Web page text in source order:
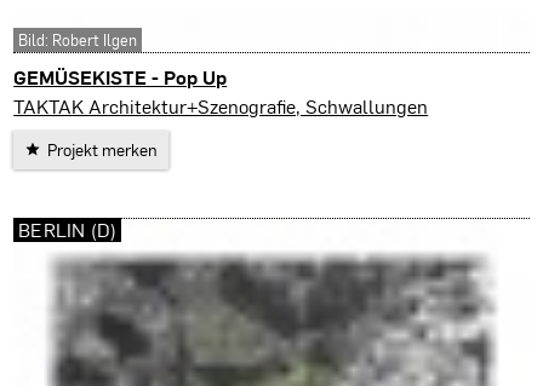
GEMÜSEKISTE - Pop Up
Biel-Bienne (CH)
TAKTAK Architektur+Szenografie, Schwallungen
Projekt merken
Bild: Robert Ilgen
BERLIN (D)